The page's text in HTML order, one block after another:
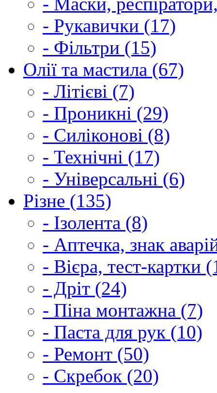
- Рукавички (17)
- Фільтри (15)
Олії та мастила (67)
- Літієві (7)
- Проникні (29)
- Силіконові (8)
- Технічні (17)
- Універсальні (6)
Різне (135)
- Ізолента (8)
- Аптечка, знак
- Вієра, тест-картки
- Дріт (24)
- Піна монтажна (7)
- Паста для рук (10)
- Ремонт (50)
- Скребок (20)